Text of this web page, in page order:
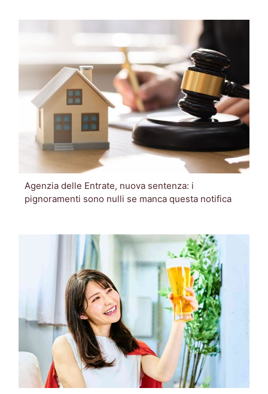
Agenzia delle Entrate, nuova sentenza: i
pignoramenti sono nulli se manca questa notifica